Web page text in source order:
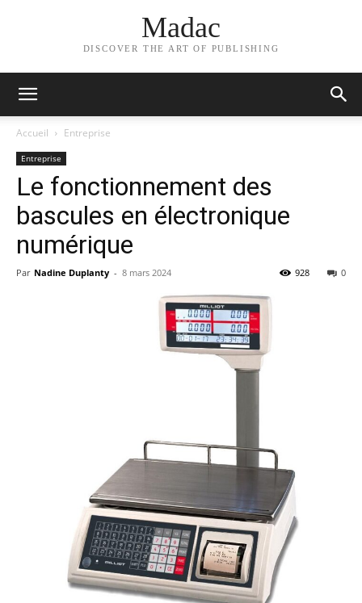
Madac
DISCOVER THE ART OF PUBLISHING
Accueil Entreprise
Entreprise
Le fonctionnement des
bascules en électronique
numérique
Par Nadine Duplanty - 8 mars 2024 0
928